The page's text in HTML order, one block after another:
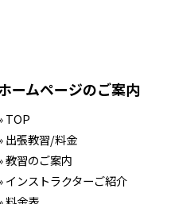
ームページのご案内
TOP
出張教習/料金
教習のご案内
インストラクターご紹介